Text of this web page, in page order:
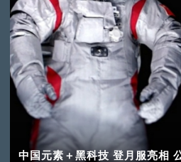
中国元素＋黑科技 登月服亮相